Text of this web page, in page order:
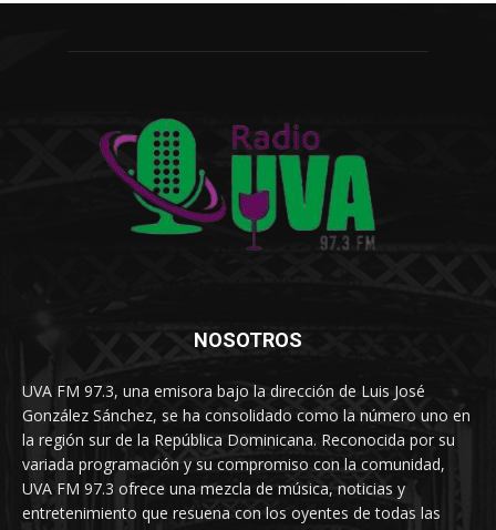
NOSOTROS
UVA FM 97.3, una emisora bajo la dirección de Luis José
González Sánchez, se ha consolidado como la número uno en
la región sur de la República Dominicana. Reconocida por su
variada programación y su compromiso con la comunidad,
UVA FM 97.3 ofrece una mezcla de música, noticias y
entretenimiento que resuena con los oyentes de todas las